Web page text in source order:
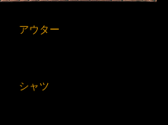
アウター
シャツ